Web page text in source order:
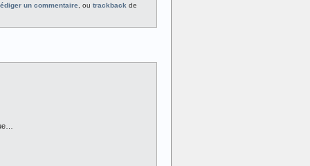
un commentaire , ou trackback de